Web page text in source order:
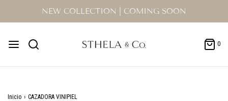
NEW COLLECTION | COMING SOON
0
Inicio › CAZADORA VINIPIEL